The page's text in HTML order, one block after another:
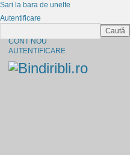
CONT NOU
AUTENTIFICARE
Sari la bara de unelte
Autentificare
Caută